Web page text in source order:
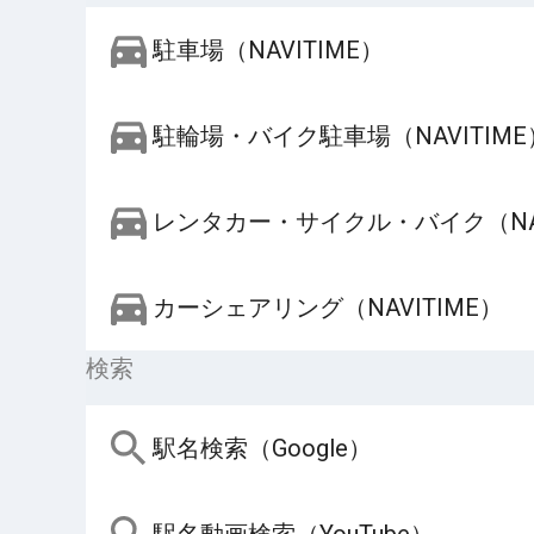
駐車場（NAVITIME）
駐輪場・バイク駐車場（NAVITIME
レンタカー・サイクル・バイク（
カーシェアリング（NAVITIME）
検索
駅名検索（Google）